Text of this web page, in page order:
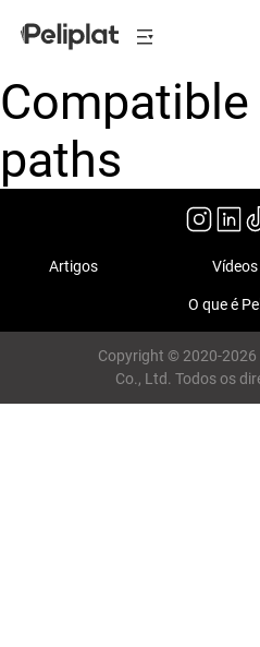
paths
Artigos Vídeos
O que é
Copyright © 2020-2026
Co., Ltd. Todos os